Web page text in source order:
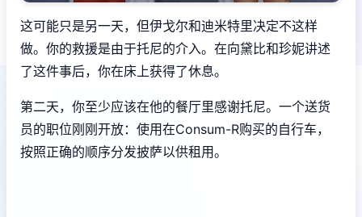
这可能只是另一天，但伊戈尔和迪米特里决定不这样
做。你的救援是由于托尼的介入。在向黛比和珍妮讲述
了这件事后，你在床上获得了休息。
第二天，你至少应该在他的餐厅里感谢托尼。一个送货
员的职位刚刚开放：使用在Consum-R购买的自行车，
按照正确的顺序分发披萨以供租用。